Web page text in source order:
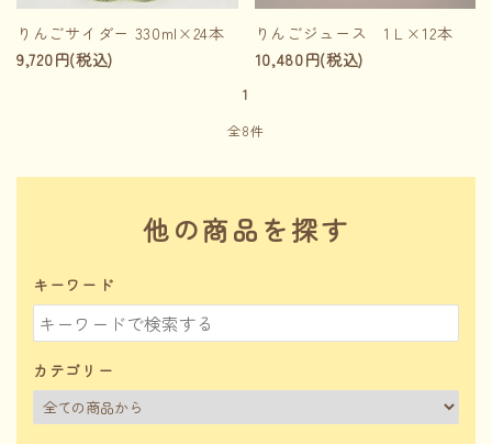
りんごサイダー 330ml×24本
9,720円(税込)
りんごジュース 1Ｌ×12本
10,480円(税込)
1
全8件
他の商品を探す
キーワード
カテゴリー